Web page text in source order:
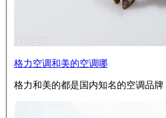
格力空调和美的空调哪
格力和美的都是国内知名的空调品牌